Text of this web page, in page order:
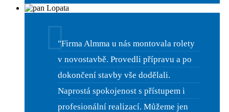
"Firma Almma u nás montovala rolety
v novostavbě. Provedli přípravu a po
dokončení stavby vše dodělali.
Naprostá spokojenost s přístupem i
profesionální realizací. Můžeme jen